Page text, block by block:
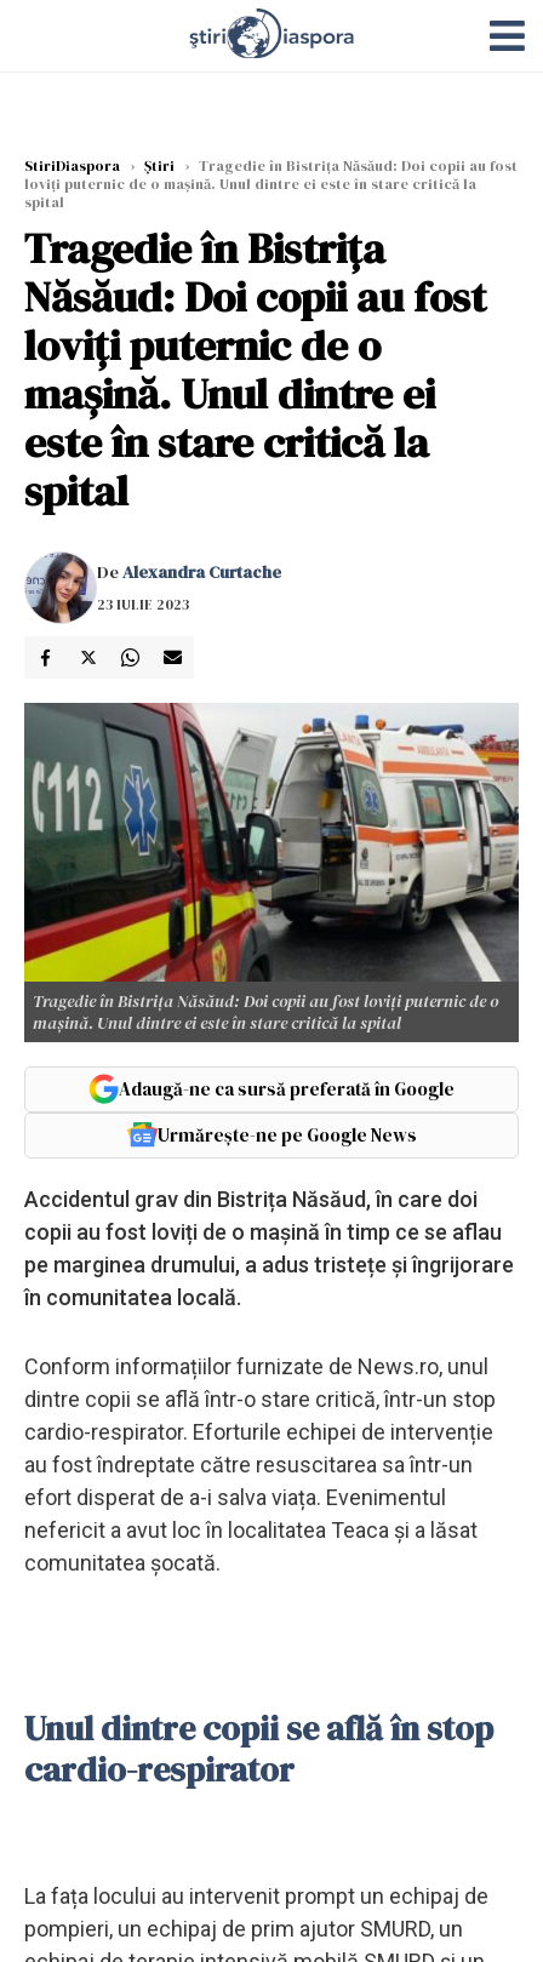
StiriDiaspora › Știri › Tragedie în Bistrița Năsăud: Doi copii au fost
loviți puternic de o mașină. Unul dintre ei este în stare critică la
spital
Tragedie în Bistrița
Năsăud: Doi copii au fost
loviți puternic de o
mașină. Unul dintre ei
este în stare critică la
spital
DeAlexandra Curtache
23 IULIE 2023
Tragedie în Bistrița Năsăud: Doi copii au fost loviți puternic de o
mașină. Unul dintre ei este în stare critică la spital
Adaugă-ne ca sursă preferată în Google
Urmărește-ne pe Google News
Accidentul grav din Bistrița Năsăud, în care doi
copii au fost loviți de o mașină în timp ce se aflau
pe marginea drumului, a adus tristețe și îngrijorare
în comunitatea locală.
Conform informațiilor furnizate de News.ro, unul
dintre copii se află într-o stare critică, într-un stop
cardio-respirator. Eforturile echipei de intervenție
au fost îndreptate către resuscitarea sa într-un
efort disperat de a-i salva viața. Evenimentul
nefericit a avut loc în localitatea Teaca și a lăsat
comunitatea șocată.
Unul dintre copii se află în stop
cardio-respirator
La fața locului au intervenit prompt un echipaj de
pompieri, un echipaj de prim ajutor SMURD, un